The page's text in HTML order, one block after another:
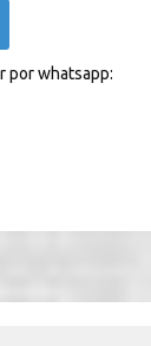
por whatsapp: